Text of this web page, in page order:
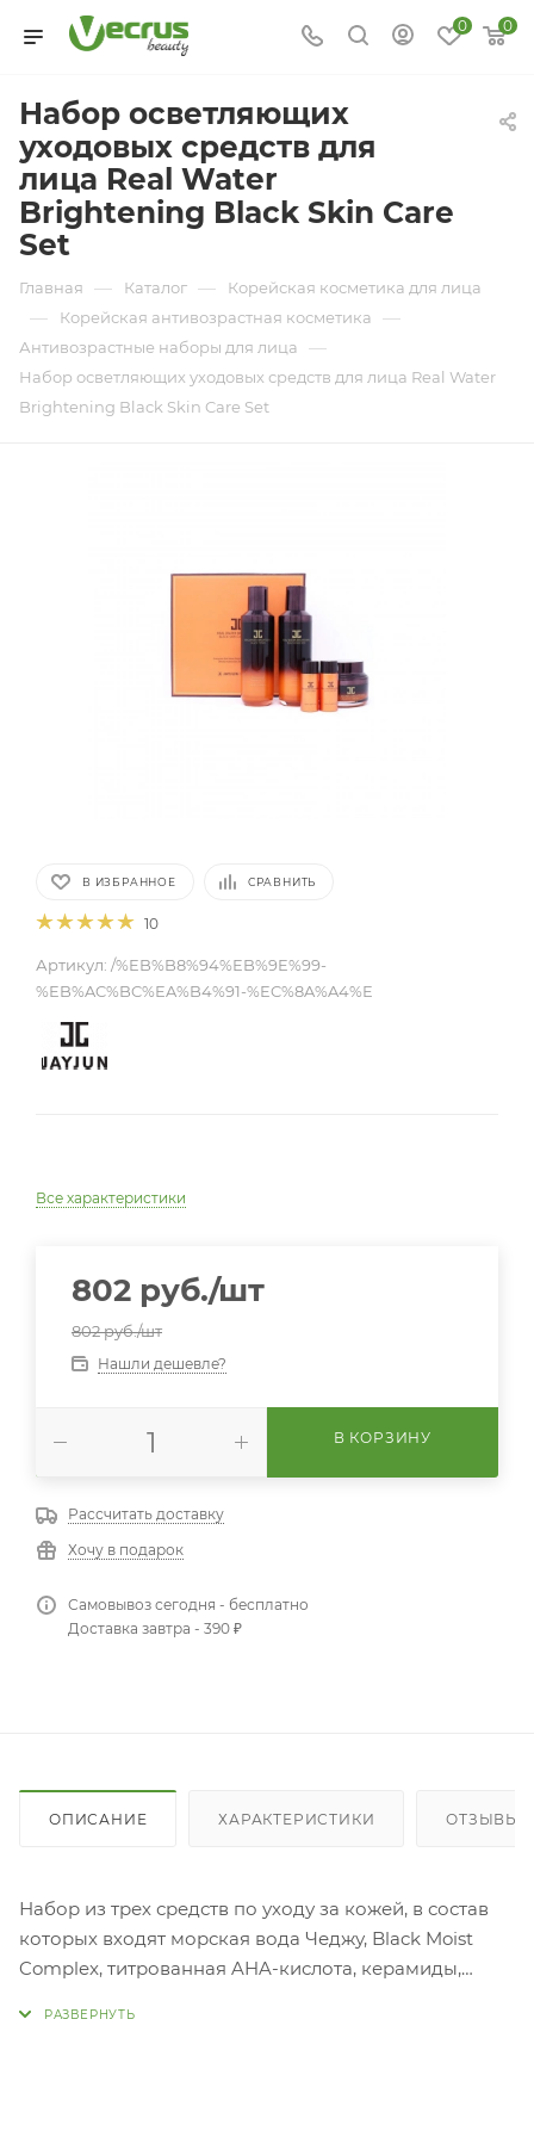
0 0
Набор осветляющих
уходовых средств для
лица Real Water
Brightening Black Skin Care
Set
Главная — Каталог — Корейская косметика для лица
— Корейская антивозрастная косметика —
Антивозрастные наборы для лица —
Набор осветляющих уходовых средств для лица Real Water
Brightening Black Skin Care Set
В ИЗБРАННОЕ СРАВНИТЬ
10
Артикул: /%EB%B8%94%EB%9E%99-
%EB%AC%BC%EA%B4%91-%EC%8A%A4%E
Все характеристики
802 руб./шт
802руб./шт
Нашли дешевле?
В КОРЗИНУ
Рассчитать доставку
Хочу в подарок
Самовывоз сегодня - бесплатно
Доставка завтра - 390 ₽
ОПИСАНИЕ ХАРАКТЕРИСТИКИ ОТЗЫВЫ
Набор из трех средств по уходу за кожей, в состав
которых входят морская вода Чеджу, Black Moist
Complex, титрованная AHA-кислота, керамиды,